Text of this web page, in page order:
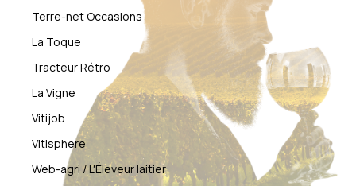
Terre-net Occasions
La Toque
Tracteur Rétro
La Vigne
Vitijob
Vitisphere
Web-agri / L'Éleveur laitier